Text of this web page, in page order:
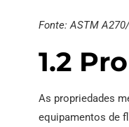
Fonte: ASTM
1.2
As propriedades
equipamentos de